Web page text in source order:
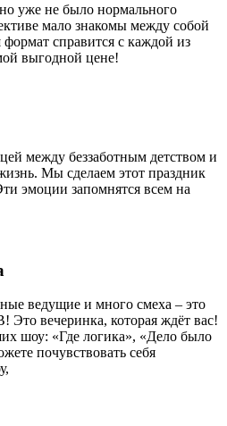
уже не было нормального
мало знакомы между собой
справится с каждой из
выгодной цене!
между беззаботным детством и
Мы сделаем этот праздник
эмоции запомнятся всем на
ведущие и много смеха – это
Это вечеринка, которая ждёт вас!
шоу: «Где логика», «Дело было
почувствовать себя